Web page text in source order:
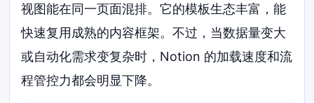
视图能在同一页面混排。它的模板生态丰富，能
快速复用成熟的内容框架。不过，当数据量变大
或自动化需求变复杂时，Notion 的加载速度和流
程管控力都会明显下降。